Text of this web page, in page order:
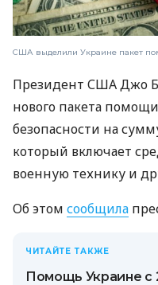
США выделили Украине пакет
Президент США Джо
нового пакета
безопасности на
который включает
военную технику и
Об этом сообщила
ЧИТАЙТЕ ТАКЖЕ
Помощь Украине с